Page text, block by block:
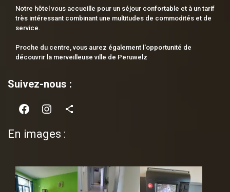
Notre hôtel vous accueille pour un séjour confortable et à un tarif
très intéressant combinant une multitudes de commodités et de
service.
Proche du centre, vous aurez également l'opportunité de
découvrir la merveilleuse ville de Peruwelz
Suivez-nous :
Facebook Instagram Share Icon
En images :